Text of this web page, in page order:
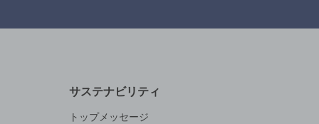
サステナビリティ
トップメッセージ